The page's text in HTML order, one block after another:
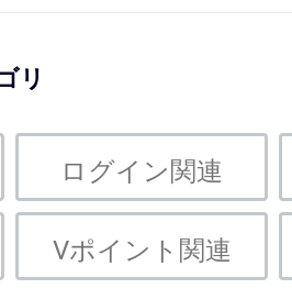
リ
ログイン関連
Vポイント関連